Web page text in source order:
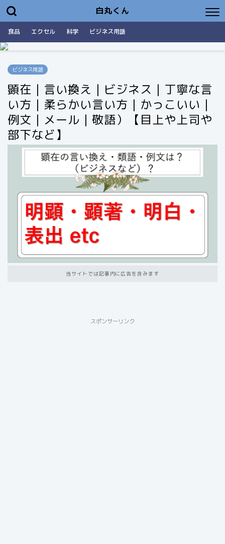
白丸くん
食品 エクセル 科学 ビジネス用語
ビジネス用語
顕在｜言い換え｜ビジネス｜丁寧な言
い方｜柔らかい言い方｜かっこいい｜
例文｜メール｜敬語）【目上や上司や
部下など】
当サイトでは記事内に広告を含みます
スポンサーリンク